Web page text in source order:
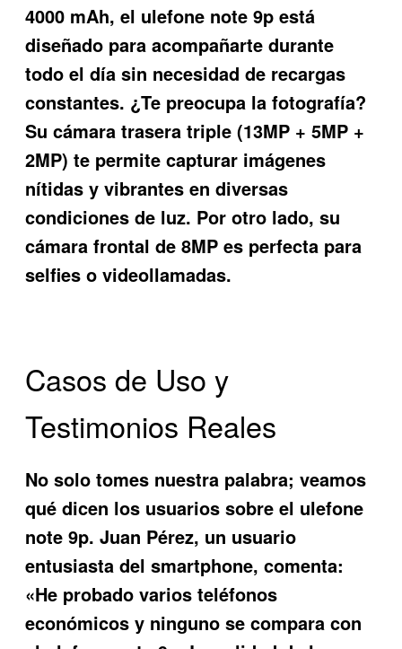
4000 mAh, el ulefone note 9p está
diseñado para acompañarte durante
todo el día sin necesidad de recargas
constantes. ¿Te preocupa la fotografía?
Su cámara trasera triple (13MP + 5MP +
2MP) te permite capturar imágenes
nítidas y vibrantes en diversas
condiciones de luz. Por otro lado, su
cámara frontal de 8MP es perfecta para
selfies o videollamadas.
Casos de Uso y
Testimonios Reales
No solo tomes nuestra palabra; veamos
qué dicen los usuarios sobre el ulefone
note 9p. Juan Pérez, un usuario
entusiasta del smartphone, comenta:
«He probado varios teléfonos
económicos y ninguno se compara con